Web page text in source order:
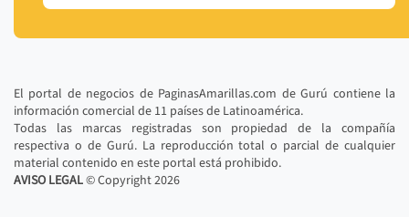
El portal de negocios de PaginasAmarillas.com de Gurú contiene la
información comercial de 11 países de Latinoamérica.
Todas las marcas registradas son propiedad de la compañía
respectiva o de Gurú. La reproducción total o parcial de cualquier
material contenido en este portal está prohibido.
AVISO LEGAL© Copyright2026